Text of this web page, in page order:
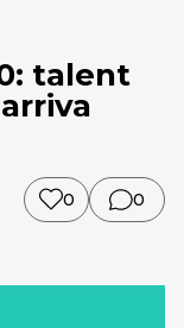
talent
0 0